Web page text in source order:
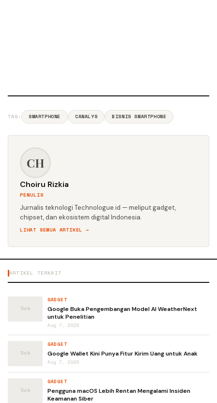
TAG: SMARTPHONE CANALYS BISNIS SMARTPHONE
CH
Choiru Rizkia
PENULIS
Jurnalis teknologi Technologue.id — meliput gadget,
chipset, dan ekosistem digital Indonesia.
LIHAT SEMUA ARTIKEL →
ARTIKEL TERKAIT
GADGET
Google Buka Pengembangan Model AI WeatherNext
untuk Penelitian
Aug 7, 2026
GADGET
Google Wallet Kini Punya Fitur Kirim Uang untuk Anak
Aug 7, 2026
GADGET
Pengguna macOS Lebih Rentan Mengalami Insiden
Keamanan Siber